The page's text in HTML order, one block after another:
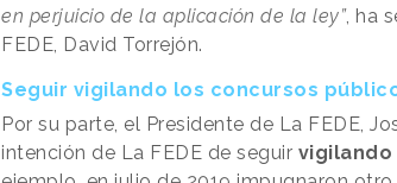
en perjuicio de la aplicación de la ley”, ha
FEDE, David Torrejón.
Seguir vigilando los concursos
Por su parte, el Presidente de La FEDE,
intención de La FEDE de seguir